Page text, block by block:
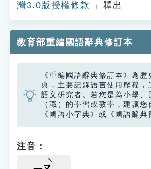
灣3.0版授權條款
」釋出
教育部重編國語辭典修訂本
《重編國語辭典修訂本》為歷
典，主要記錄語言使用歷程，
語文研究者。若您是為小學、
（職）的學習或教學，建議您
《國語小字典》或《國語辭典
注音：